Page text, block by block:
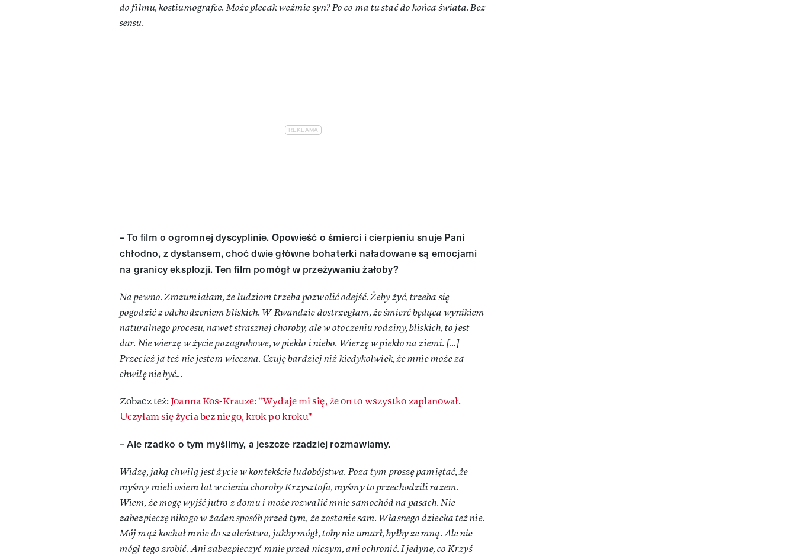
do filmu, kostiumografce. Może plecak weźmie syn? Po co ma tu stać do końca świata. Bez
sensu.
– To film o ogromnej dyscyplinie. Opowieść o śmierci i cierpieniu snuje Pani
chłodno, z dystansem, choć dwie główne bohaterki naładowane są emocjami
na granicy eksplozji. Ten film pomógł w przeżywaniu żałoby?
Na pewno. Zrozumiałam, że ludziom trzeba pozwolić odejść. Żeby żyć, trzeba się
pogodzić z odchodzeniem bliskich. W Rwandzie dostrzegłam, że śmierć będąca wynikiem
naturalnego procesu, nawet strasznej choroby, ale w otoczeniu rodziny, bliskich, to jest
dar. Nie wierzę w życie pozagrobowe, w piekło i niebo. Wierzę w piekło na ziemi. [...]
Przecież ja też nie jestem wieczna. Czuję bardziej niż kiedykolwiek, że mnie może za
chwilę nie być...
Zobacz też: Joanna Kos-Krauze: "Wydaje mi się, że on to wszystko zaplanował.
Uczyłam się życia bez niego, krok po kroku"
– Ale rzadko o tym myślimy, a jeszcze rzadziej rozmawiamy.
Widzę, jaką chwilą jest życie w kontekście ludobójstwa. Poza tym proszę pamiętać, że
myśmy mieli osiem lat w cieniu choroby Krzysztofa, myśmy to przechodzili razem.
Wiem, że mogę wyjść jutro z domu i może rozwalić mnie samochód na pasach. Nie
zabezpieczę nikogo w żaden sposób przed tym, że zostanie sam. Własnego dziecka też nie.
Mój mąż kochał mnie do szaleństwa, jakby mógł, toby nie umarł, byłby ze mną. Ale nie
mógł tego zrobić. Ani zabezpieczyć mnie przed niczym, ani ochronić. I jedyne, co Krzyś